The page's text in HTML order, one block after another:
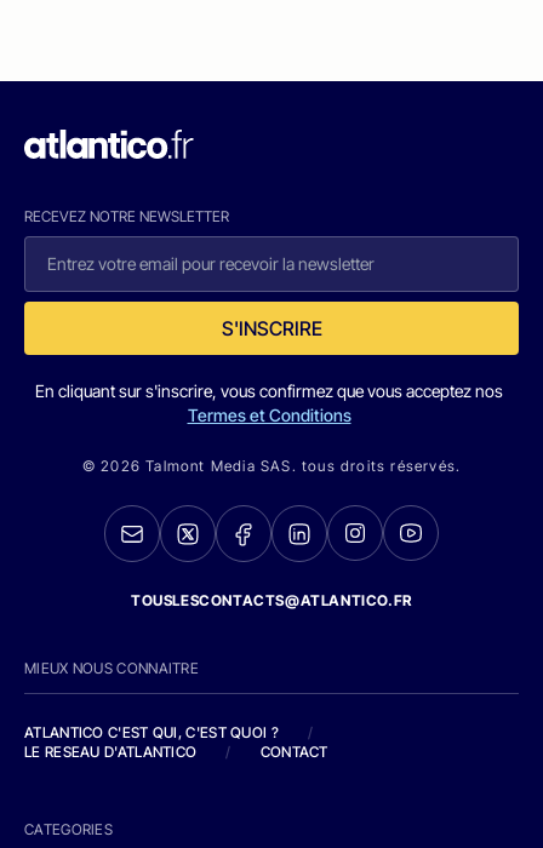
RECEVEZ NOTRE NEWSLETTER
S'INSCRIRE
En cliquant sur s'inscrire, vous confirmez que vous acceptez nos
Termes et Conditions
© 2026 Talmont Media SAS. tous droits réservés.
TOUSLESCONTACTS@ATLANTICO.FR
MIEUX NOUS CONNAITRE
ATLANTICO C'EST QUI, C'EST QUOI ?
/
LE RESEAU D'ATLANTICO
/ CONTACT
CATEGORIES